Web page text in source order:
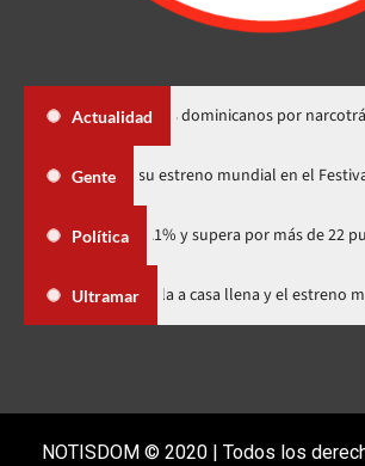
Actualidad
de dos dominicanos por narcotráfico, lavado
Gente
«Godzilla Minus Zero» tendrá su estreno
Política
con 41.1% y supera por más de 22 puntos a la
Ultramar
Festival celebra 15 años con una gala a casa
NOTISDOM © 2020 | Todos los